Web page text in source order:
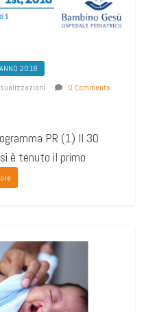
2018
0 Comments
PR (1) Il 30
è tenuto il primo